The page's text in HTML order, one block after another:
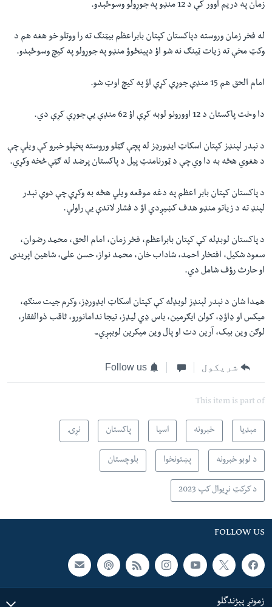
زمان په دریم اوور کې د 12 منډو په جوړولو وسوځېدو.
له فخر زمان وروسته دپاکستان کپتان بابراعظم بیټنګ ته را ووتلو خو هغه هم د
وکټ مخې ته زیات ټینګ نه شو اؤ دپینځوؤ منډو په جوړولو په کیچ وسوځېدو.
امام الحق هم 15 منډې جوړې کړې اؤ په کیچ اوټ شو.
دا وخت پاکستان د 12 اوورونو لوبه کړې اؤ 62 منډې یې جوړې کړې دي.
د نېدر لېنډز کپتان اسکاټ ایډورډز له پچې ګټلو وروسته پخپلو خبرو کې ویلي چې
د هغوي هڅه به دا وي چې د ټورنامنټ پیل د پاکستان پرضد له ګټې څخه وکړي.
د پاکستان کپتان بابر اعظم په دغه موقعه ویلي هڅه به وکړي چې دوي نېدر
لېنډ ته د زیاتو منډو هدف کښیږدي اؤ د فشار لاندې یې راولي.
د پاکستان لوبډله کې کپتان بابراعظم، فخر زمان، امام الحق، محمد رضوان،
سعود شکیل، افتخار احمد، شاداب خان، محمد نواز، حسن علی، شاهین اپریدی
او حارث رؤف شامل دي.
همدا شان د نېدر لېنډز لوبډله کې کپتان اسکاټ ایډورډز، وکرم جیت سنګھ،
میکس او ډاؤډ، کولن ایګرمین، باس ډي لیډز، تیجا ندامانورو، ثاقب ذوالفقار،
لوګن وین بیک، آرین دت او پال وین میکرین لوبېږي۔
شریکول Follow us
This item is part of
مېډیا خبرونه اسیا پاکستان نړۍ
د لوبو خبرونه پښتونخوا بلوچستان
د کرکټ نړیوال کپ 2023
FOLLOW US
زمونږ پېژندگلو